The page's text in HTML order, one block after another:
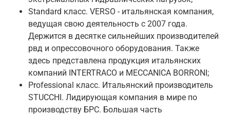
Standard класс. VERSO - итальянская компания,
ведущая свою деятельность с 2007 года.
Держится в десятке сильнейших производителей
рвд и опрессовочного оборудования. Также
здесь представлена продукция итальянских
компаний INTERTRACO и MECCANICA BORRONI;
Professional класс. Итальянский производитель
STUCCHI. Лидирующая компания в мире по
производству БРС. Большая часть